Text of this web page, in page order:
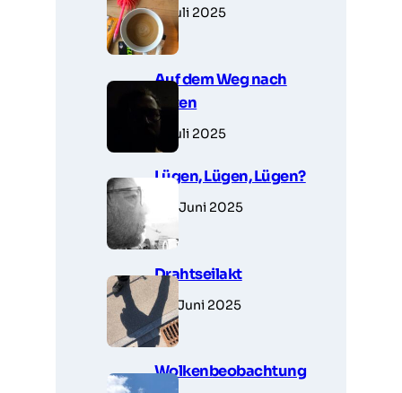
1. Juli 2025
Auf dem Weg nach
unten
1. Juli 2025
Lügen, Lügen, Lügen?
30. Juni 2025
Drahtseilakt
28. Juni 2025
Wolkenbeobachtung